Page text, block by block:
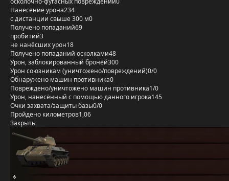
Нанесение урона234
с дистанции свыше 300 м0
Получено попаданий69
пробитий3
не нанёсших урон18
Получено попаданий осколками48
Урон, заблокированный бронёй300
Урон союзникам (уничтожено/повреждений)0/0
Обнаружено машин противника0
Повреждено/уничтожено машин противника1/0
Урон, нанесённый с помощью данного игрока145
Очки захвата/защиты базы0/0
Пройдено километров1,06
Закрыть